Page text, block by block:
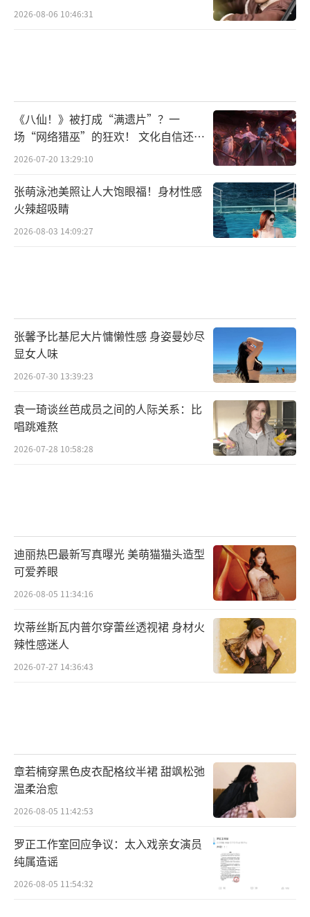
2026-08-06 10:46:31
《八仙！》被打成“满遗片”？一
场“网络猎巫”的狂欢！ 文化自信还是
焦虑？
2026-07-20 13:29:10
张萌泳池美照让人大饱眼福！身材性感
火辣超吸睛
2026-08-03 14:09:27
张馨予比基尼大片慵懒性感 身姿曼妙尽
显女人味
2026-07-30 13:39:23
袁一琦谈丝芭成员之间的人际关系：比
唱跳难熬
2026-07-28 10:58:28
迪丽热巴最新写真曝光 美萌猫猫头造型
可爱养眼
2026-08-05 11:34:16
坎蒂丝斯瓦内普尔穿蕾丝透视裙 身材火
辣性感迷人
2026-07-27 14:36:43
章若楠穿黑色皮衣配格纹半裙 甜飒松弛
温柔治愈
2026-08-05 11:42:53
罗正工作室回应争议：太入戏亲女演员
纯属造谣
2026-08-05 11:54:32